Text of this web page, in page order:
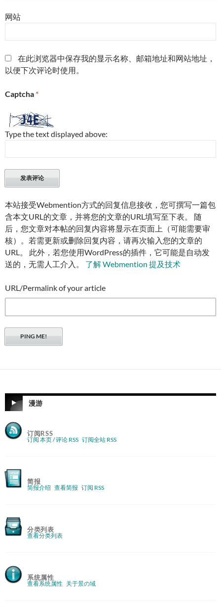
网站
在此浏览器中保存我的显示名称、邮箱地址和网站地址，
以便下次评论时使用。
Captcha *
Type the text displayed above:
本站接受Webmention方式的回复信息接收，您可撰写一篇包
含本文URL的文章，并将您的文章的URL填写至下表。 随
后，您文章对本帖的回复内容将显示在页面上（可能需要审
核）。若需更新或删除回复内容，请再次输入您的文章的
URL。 此外，若您使用WordPress的插件，它可能是自动发
送的，无需人工介入。 了解 Webmention 提及技术
URL/Permalink of your article
漫游
订阅RSS
订阅 本页 / 评论 RSS 订阅全站 RSS
简报
简报介绍 查看简报 订阅 RSS
分类列表
查看分类列表
系统属性
查看系统属性 关于景の域